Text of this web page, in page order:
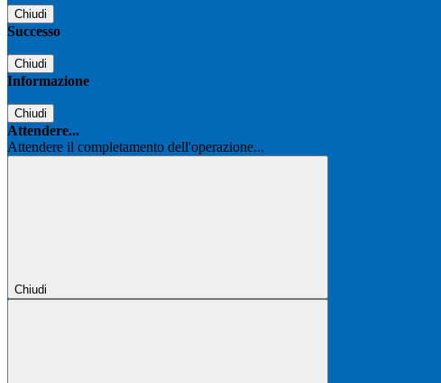
Chiudi
Successo
Chiudi
Informazione
Chiudi
Attendere...
Attendere il completamento dell'operazione...
Chiudi